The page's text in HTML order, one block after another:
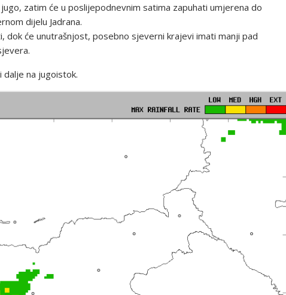
zatim će u poslijepodnevnim satima zapuhati umjerena do
dijelu Jadrana.
dok će unutrašnjost, posebno sjeverni krajevi imati manji pad
dalje na jugoistok.